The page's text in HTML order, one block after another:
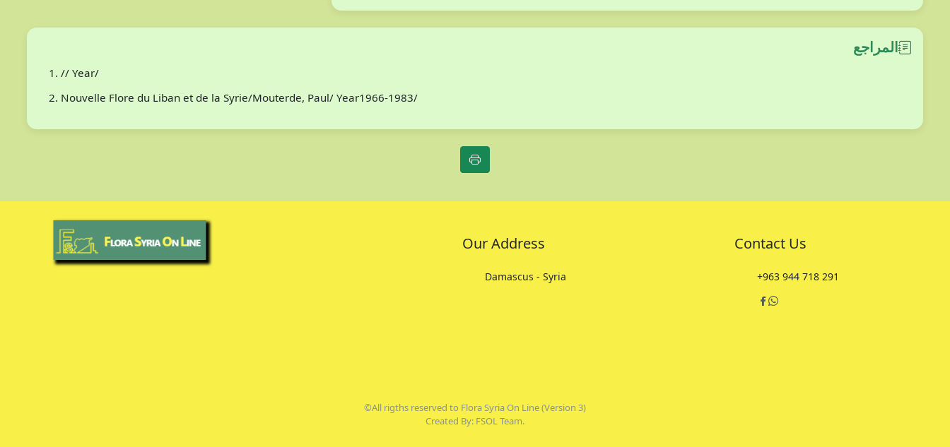
المراجع
// Year/
Nouvelle Flore du Liban et de la Syrie/Mouterde, Paul/ Year1966-1983/
Our Address
Damascus - Syria
Contact Us
+963 944 718 291
©All rigths reserved to Flora Syria On Line (Version 3)
Created By: FSOL Team.